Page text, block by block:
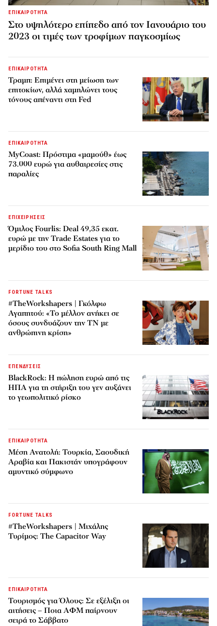
ΕΠΙΚΑΙΡΟΤΗΤΑ
Στο υψηλότερο επίπεδο από τον Ιανουάριο του
2023 οι τιμές των τροφίμων παγκοσμίως
ΕΠΙΚΑΙΡΟΤΗΤΑ
Τραμπ: Επιμένει στη μείωση των
επιτοκίων, αλλά χαμηλώνει τους
τόνους απέναντι στη Fed
ΕΠΙΚΑΙΡΟΤΗΤΑ
MyCoast: Πρόστιμα «μαμούθ» έως
73.000 ευρώ για αυθαιρεσίες στις
παραλίες
ΕΠΙΧΕΙΡΗΣΕΙΣ
Όμιλος Fourlis: Deal 49,35 εκατ.
ευρώ με την Trade Estates για το
μερίδιο του στο Sofia South Ring Mall
FORTUNE TALKS
#TheWorkshapers | Γκόλφω
Αγαπητού: «Το μέλλον ανήκει σε
όσους συνδυάζουν την ΤΝ με
ανθρώπινη κρίση»
ΕΠΕΝΔΥΣΕΙΣ
BlackRock: Η πώληση ευρώ από τις
ΗΠΑ για τη στήριξη του γεν αυξάνει
το γεωπολιτικό ρίσκο
ΕΠΙΚΑΙΡΟΤΗΤΑ
Μέση Ανατολή: Τουρκία, Σαουδική
Αραβία και Πακιστάν υπογράφουν
αμυντικό σύμφωνο
FORTUNE TALKS
#TheWorkshapers | Μιχάλης
Τυρίμος: The Capacitor Way
ΕΠΙΚΑΙΡΟΤΗΤΑ
Τουρισμός για Όλους: Σε εξέλιξη οι
αιτήσεις – Ποια ΑΦΜ παίρνουν
σειρά το Σάββατο